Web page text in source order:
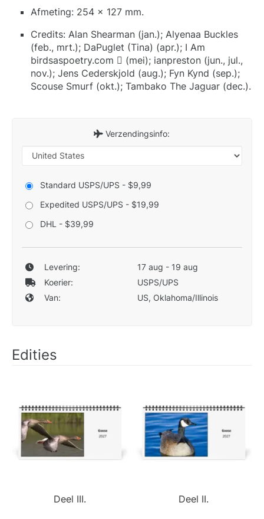
Afmeting: 254 x 127 mm.
Credits: Alan Shearman (jan.); Alyenaa Buckles
(feb., mrt.); DaPuglet (Tina) (apr.); I Am
birdsaspoetry.com  (mei); ianpreston (jun., jul.,
nov.); Jens Cederskjold (aug.); Fyn Kynd (sep.);
Scouse Smurf (okt.); Tambako The Jaguar (dec.).
Verzendingsinfo:
Standard USPS/UPS - $9,99
Expedited USPS/UPS - $19,99
DHL - $39,99
Levering:
17 aug - 19 aug
Koerier:
USPS/UPS
Van:
US, Oklahoma/Illinois
Edities
Deel III. Deel II.